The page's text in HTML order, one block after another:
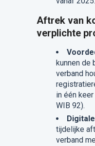
Aftrek van
verplichte
kunnen de
verband
in één
WIB 92).
tijdelijke
verband